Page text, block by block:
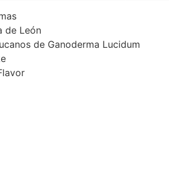
de León
de Ganoderma Lucidum